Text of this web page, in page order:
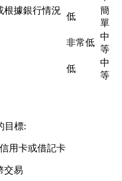
根據銀行情況
低
簡
單
非常低
中
等
低
中
等
目標:
信用卡或借記卡
交易